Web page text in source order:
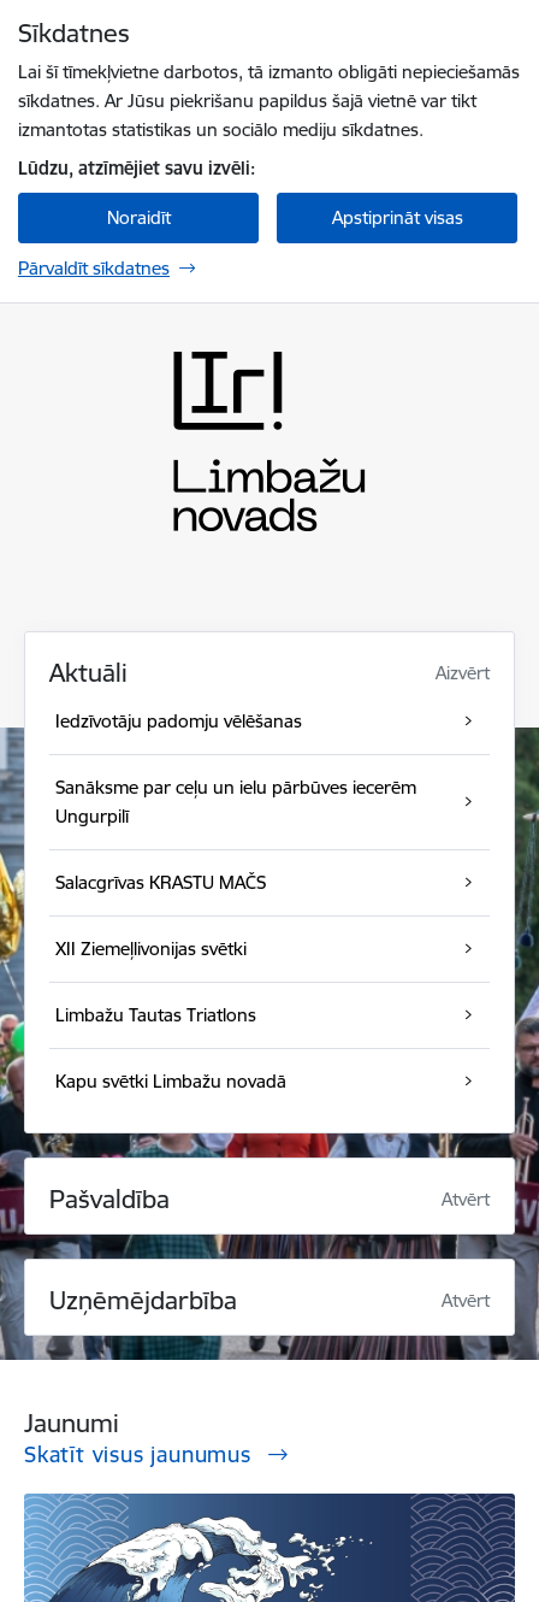
Sīkdatnes
Lai šī tīmekļvietne darbotos, tā izmanto obligāti nepieciešamās
sīkdatnes. Ar Jūsu piekrišanu papildus šajā vietnē var tikt
izmantotas statistikas un sociālo mediju sīkdatnes.
Lūdzu, atzīmējiet savu izvēli:
Noraidīt Apstiprināt visas
Pārvaldīt sīkdatnes
Aktuāli Aizvērt
Iedzīvotāju padomju vēlēšanas
Sanāksme par ceļu un ielu pārbūves iecerēm
Ungurpilī
Salacgrīvas KRASTU MAČS
XII Ziemeļlivonijas svētki
Limbažu Tautas Triatlons
Kapu svētki Limbažu novadā
Pašvaldība Atvērt
Uzņēmējdarbība Atvērt
Jaunumi
Skatīt visus jaunumus